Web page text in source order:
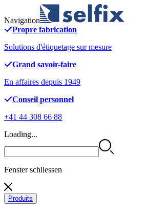
Navigation
Propre fabrication
Solutions d'étiquetage sur mesure
Grand savoir-faire
En affaires depuis 1949
Conseil personnel
+41 44 308 66 88
Loading...
Fenster schliessen
Produits